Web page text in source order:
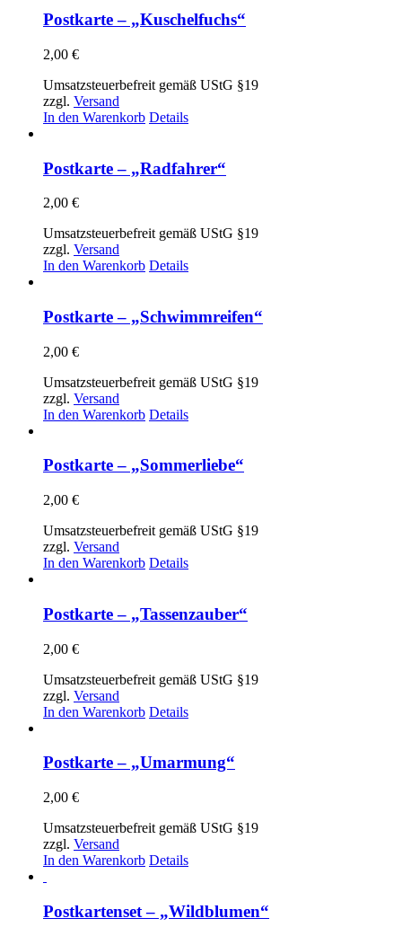
Postkarte – „Kuschelfuchs“
2,00 €
Umsatzsteuerbefreit gemäß UStG §19
zzgl. Versand
In den Warenkorb Details
Postkarte – „Radfahrer“
2,00 €
Umsatzsteuerbefreit gemäß UStG §19
zzgl. Versand
In den Warenkorb Details
Postkarte – „Schwimmreifen“
2,00 €
Umsatzsteuerbefreit gemäß UStG §19
zzgl. Versand
In den Warenkorb Details
Postkarte – „Sommerliebe“
2,00 €
Umsatzsteuerbefreit gemäß UStG §19
zzgl. Versand
In den Warenkorb Details
Postkarte – „Tassenzauber“
2,00 €
Umsatzsteuerbefreit gemäß UStG §19
zzgl. Versand
In den Warenkorb Details
Postkarte – „Umarmung“
2,00 €
Umsatzsteuerbefreit gemäß UStG §19
zzgl. Versand
In den Warenkorb Details
Postkartenset – „Wildblumen“